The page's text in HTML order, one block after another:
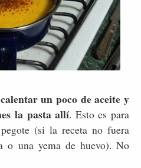
un poco de aceite y
la pasta allí. Esto es para
(si la receta no fuera
o una yema de huevo). No